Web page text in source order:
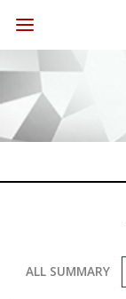
ALL SUMMARY